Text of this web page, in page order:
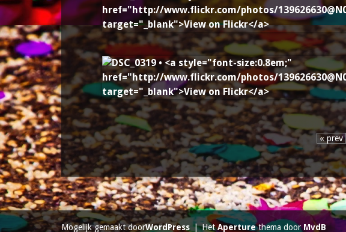
« prev
Mogelijk gemaakt doorWordPress |HetAperturethema doorMvdB